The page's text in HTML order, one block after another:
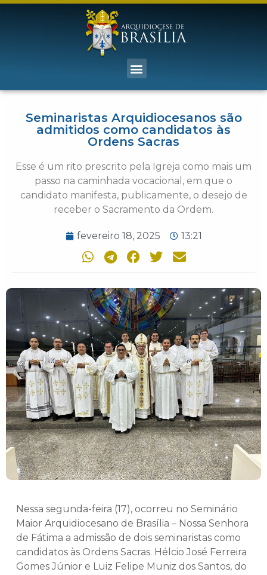
Seminaristas Arquidiocesanos são
admitidos como candidatos às
Ordens Sacras
Esse é um rito prescrito pela Igreja como mais um
passo na caminhada vocacional, em que o
candidato manifesta, publicamente, o desejo de
receber o Sacramento da Ordem.
fevereiro 18, 2025 13:21
Nessa segunda-feira (17), ocorreu no Seminário
Maior Arquidiocesano de Brasília – Nossa Senhora
de Fátima a admissão de dois seminaristas como
candidatos às Ordens Sacras. Hélcio José Ferreira
Gomes Júnior e Luiz Felipe Muniz dos Santos, do